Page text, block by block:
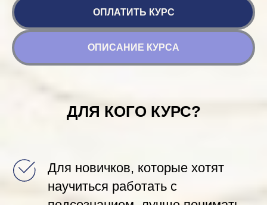
ОПЛАТИТЬ КУРС
ОПИСАНИЕ КУРСА
ДЛЯ КОГО КУРС?
Для новичков, которые хотят
научиться работать с